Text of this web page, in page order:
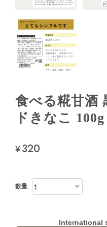
食べる糀甘酒
ドきなこ 100g
¥320
数量
International